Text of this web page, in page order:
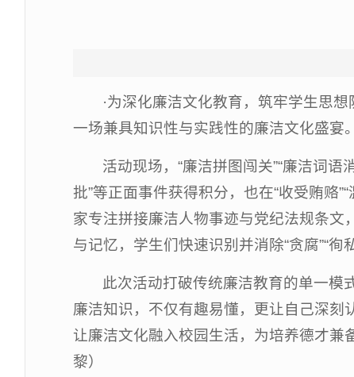
·为深化廉洁文化教育，筑牢学生思
一场兼具知识性与实践性的廉洁文化盛宴。
活动现场，“廉洁拼图闯关”“廉洁词
批”等正面事件获得积分，也在“收受贿赂
家专注拼接廉洁人物事迹与党纪法规条文
与记忆，学生们快速识别并消除“贪腐”“
此次活动打破传统廉洁教育的单一模
廉洁知识，不仅有趣易懂，更让自己深刻
让廉洁文化融入校园生活，为培养德才兼
黎）